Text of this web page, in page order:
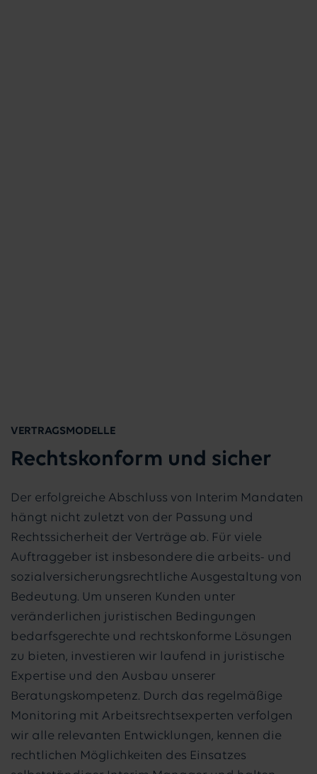
VERTRAGSMODELLE
Rechtskonform und sicher
Der erfolgreiche Abschluss von Interim Mandaten
hängt nicht zuletzt von der Passung und
Rechtssicherheit der Verträge ab. Für viele
Auftraggeber ist insbesondere die arbeits- und
sozialversicherungsrechtliche Ausgestaltung von
Bedeutung. Um unseren Kunden unter
veränderlichen juristischen Bedingungen
bedarfsgerechte und rechtskonforme Lösungen
zu bieten, investieren wir laufend in juristische
Expertise und den Ausbau unserer
Beratungskompetenz. Durch das regelmäßige
Monitoring mit Arbeitsrechtsexperten verfolgen
wir alle relevanten Entwicklungen, kennen die
rechtlichen Möglichkeiten des Einsatzes